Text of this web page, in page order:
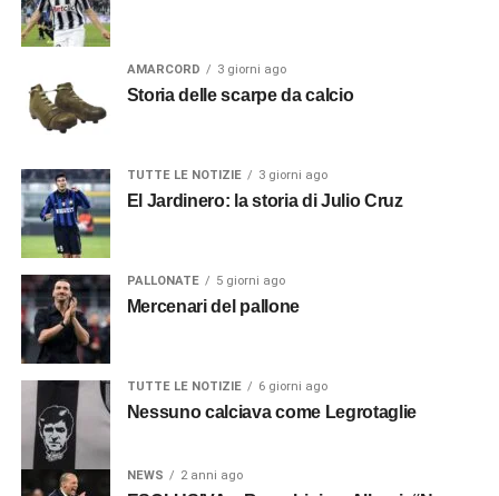
AMARCORD 3 giorni ago
Storia delle scarpe da calcio
TUTTE LE NOTIZIE 3 giorni ago
El Jardinero: la storia di Julio Cruz
PALLONATE 5 giorni ago
Mercenari del pallone
TUTTE LE NOTIZIE 6 giorni ago
Nessuno calciava come Legrotaglie
NEWS 2 anni ago